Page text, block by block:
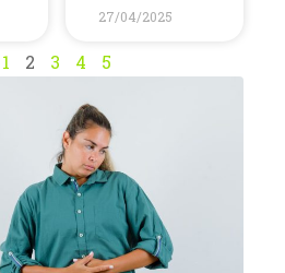
27/04/2025
1 2 3 4 5